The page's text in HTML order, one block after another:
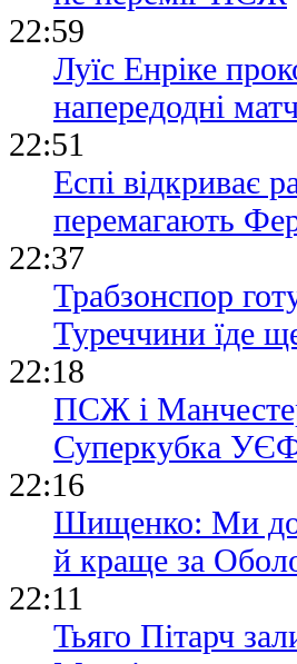
22:59
Луїс Енріке
напередодні
22:51
Еспі відкриває
перемагають
22:37
Трабзонспор
Туреччини їде
22:18
ПСЖ і
Суперкубка
22:16
Шищенко: Ми
й краще за
22:11
Тьяго Пітарч